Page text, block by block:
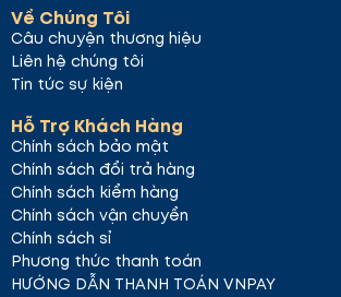
Về Chúng Tôi
Câu chuyện thương hiệu
Liên hệ chúng tôi
Tin tức sự kiện
Hỗ Trợ Khách Hàng
Chính sách bảo mật
Chính sách đổi trả hàng
Chính sách kiểm hàng
Chính sách vận chuyển
Chính sách sỉ
Phương thức thanh toán
HƯỚNG DẪN THANH TOÁN VNPAY